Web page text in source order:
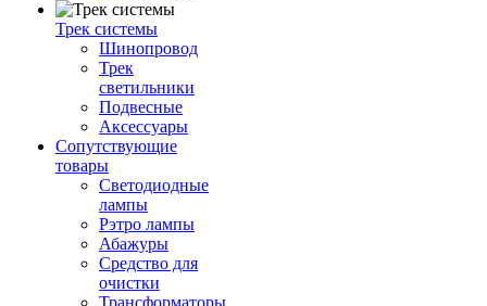
Трек системы
Шинопровод
Трек
светильники
Подвесные
Аксессуары
Сопутствующие
товары
Светодиодные
лампы
Рэтро лампы
Абажуры
Средство для
очистки
Трансформаторы